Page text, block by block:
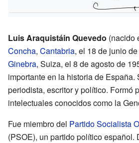
Luis Araquistáin Quevedo (nacido
Concha, Cantabria, el 18 de junio
Ginebra, Suiza, el 8 de agosto de
importante en la historia de España.
periodista, escritor y político. Formó
intelectuales conocidos como la
Fue miembro del Partido Socialista
(PSOE), un partido político español.